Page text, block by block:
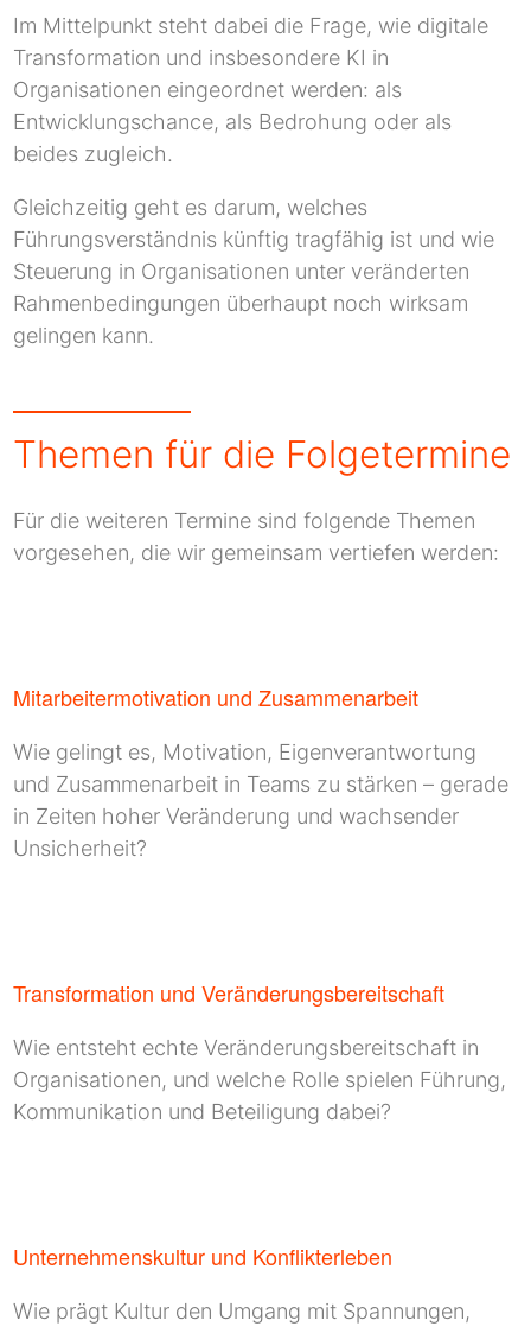
Im Mittelpunkt steht dabei die Frage, wie digitale
Transformation und insbesondere KI in
Organisationen eingeordnet werden: als
Entwicklungschance, als Bedrohung oder als
beides zugleich.
Gleichzeitig geht es darum, welches
Führungsverständnis künftig tragfähig ist und wie
Steuerung in Organisationen unter veränderten
Rahmenbedingungen überhaupt noch wirksam
gelingen kann.
Themen für die Folgetermine
Für die weiteren Termine sind folgende Themen
vorgesehen, die wir gemeinsam vertiefen werden:
Mitarbeitermotivation und Zusammenarbeit
Wie gelingt es, Motivation, Eigenverantwortung
und Zusammenarbeit in Teams zu stärken – gerade
in Zeiten hoher Veränderung und wachsender
Unsicherheit?
Transformation und Veränderungsbereitschaft
Wie entsteht echte Veränderungsbereitschaft in
Organisationen, und welche Rolle spielen Führung,
Kommunikation und Beteiligung dabei?
Unternehmenskultur und Konflikterleben
Wie prägt Kultur den Umgang mit Spannungen,